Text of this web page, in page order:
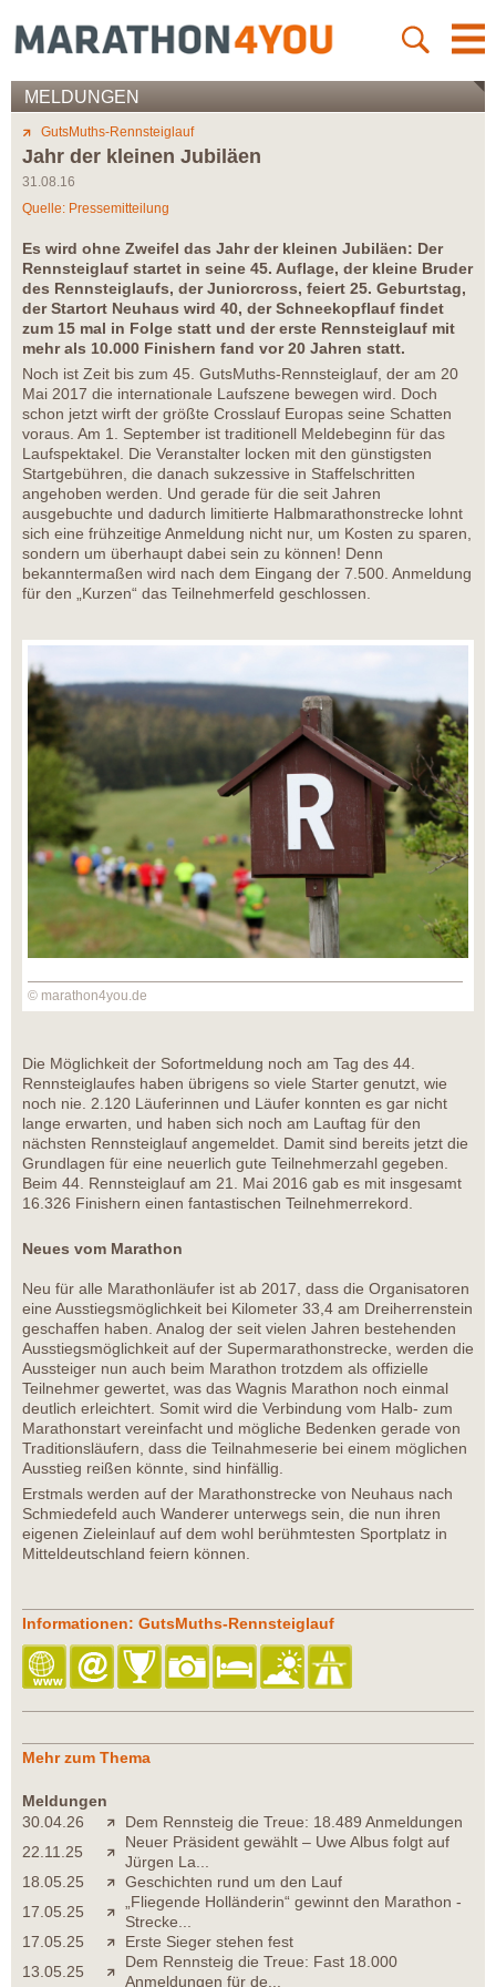
MELDUNGEN
GutsMuths-Rennsteiglauf
Jahr der kleinen Jubiläen
31.08.16
Quelle: Pressemitteilung
Es wird ohne Zweifel das Jahr der kleinen Jubiläen: Der
Rennsteiglauf startet in seine 45. Auflage, der kleine Bruder
des Rennsteiglaufs, der Juniorcross, feiert 25. Geburtstag,
der Startort Neuhaus wird 40, der Schneekopflauf findet
zum 15 mal in Folge statt und der erste Rennsteiglauf mit
mehr als 10.000 Finishern fand vor 20 Jahren statt.
Noch ist Zeit bis zum 45. GutsMuths-Rennsteiglauf, der am 20
Mai 2017 die internationale Laufszene bewegen wird. Doch
schon jetzt wirft der größte Crosslauf Europas seine Schatten
voraus. Am 1. September ist traditionell Meldebeginn für das
Laufspektakel. Die Veranstalter locken mit den günstigsten
Startgebühren, die danach sukzessive in Staffelschritten
angehoben werden. Und gerade für die seit Jahren
ausgebuchte und dadurch limitierte Halbmarathonstrecke lohnt
sich eine frühzeitige Anmeldung nicht nur, um Kosten zu sparen,
sondern um überhaupt dabei sein zu können! Denn
bekanntermaßen wird nach dem Eingang der 7.500. Anmeldung
für den „Kurzen“ das Teilnehmerfeld geschlossen.
© marathon4you.de
Die Möglichkeit der Sofortmeldung noch am Tag des 44.
Rennsteiglaufes haben übrigens so viele Starter genutzt, wie
noch nie. 2.120 Läuferinnen und Läufer konnten es gar nicht
lange erwarten, und haben sich noch am Lauftag für den
nächsten Rennsteiglauf angemeldet. Damit sind bereits jetzt die
Grundlagen für eine neuerlich gute Teilnehmerzahl gegeben.
Beim 44. Rennsteiglauf am 21. Mai 2016 gab es mit insgesamt
16.326 Finishern einen fantastischen Teilnehmerrekord.
Neues vom Marathon
Neu für alle Marathonläufer ist ab 2017, dass die Organisatoren
eine Ausstiegsmöglichkeit bei Kilometer 33,4 am Dreiherrenstein
geschaffen haben. Analog der seit vielen Jahren bestehenden
Ausstiegsmöglichkeit auf der Supermarathonstrecke, werden die
Aussteiger nun auch beim Marathon trotzdem als offizielle
Teilnehmer gewertet, was das Wagnis Marathon noch einmal
deutlich erleichtert. Somit wird die Verbindung vom Halb- zum
Marathonstart vereinfacht und mögliche Bedenken gerade von
Traditionsläufern, dass die Teilnahmeserie bei einem möglichen
Ausstieg reißen könnte, sind hinfällig.
Erstmals werden auf der Marathonstrecke von Neuhaus nach
Schmiedefeld auch Wanderer unterwegs sein, die nun ihren
eigenen Zieleinlauf auf dem wohl berühmtesten Sportplatz in
Mitteldeutschland feiern können.
Informationen: GutsMuths-Rennsteiglauf
Mehr zum Thema
Meldungen
30.04.26
Dem Rennsteig die Treue: 18.489 Anmeldungen
22.11.25
Neuer Präsident gewählt – Uwe Albus folgt auf
Jürgen La...
18.05.25
Geschichten rund um den Lauf
17.05.25
„Fliegende Holländerin“ gewinnt den Marathon -
Strecke...
17.05.25
Erste Sieger stehen fest
13.05.25
Dem Rennsteig die Treue: Fast 18.000
Anmeldungen für de...